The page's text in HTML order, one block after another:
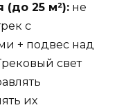
(до 25 м²): не
с
+ подвес над
свет
их